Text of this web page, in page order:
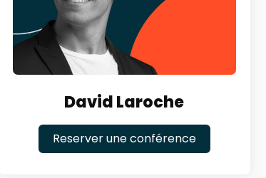
David Laroche
Reserver une conférence